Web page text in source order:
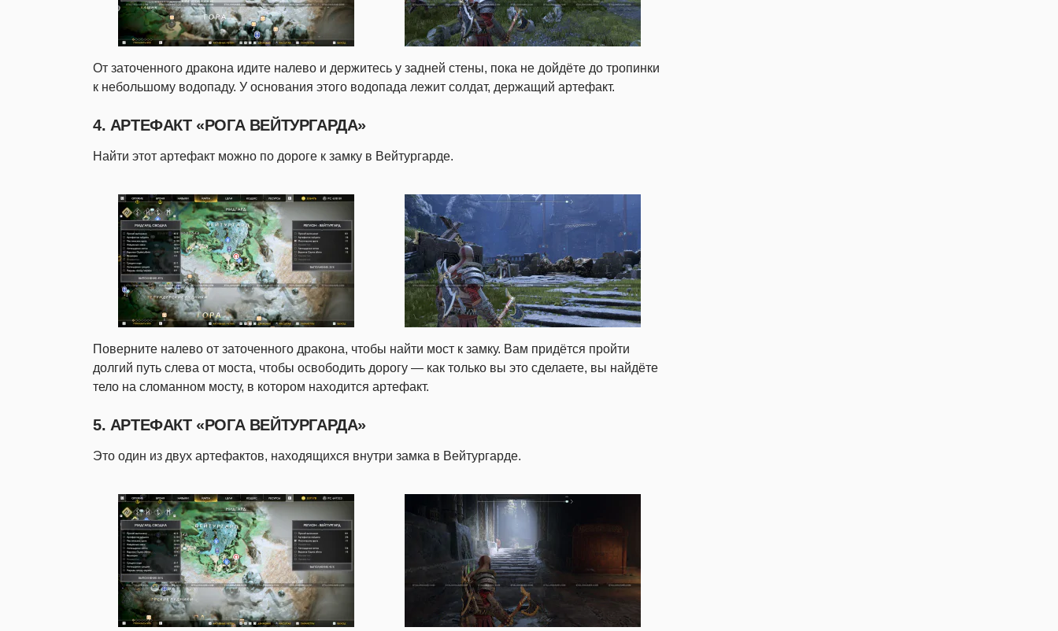
От заточенного дракона идите налево и держитесь у задней стены, пока не дойдёте до тропинки
к небольшому водопаду. У основания этого водопада лежит солдат, держащий артефакт.
4. АРТЕФАКТ «РОГА ВЕЙТУРГАРДА»
Найти этот артефакт можно по дороге к замку в Вейтургарде.
Поверните налево от заточенного дракона, чтобы найти мост к замку. Вам придётся пройти
долгий путь слева от моста, чтобы освободить дорогу — как только вы это сделаете, вы найдёте
тело на сломанном мосту, в котором находится артефакт.
5. АРТЕФАКТ «РОГА ВЕЙТУРГАРДА»
Это один из двух артефактов, находящихся внутри замка в Вейтургарде.